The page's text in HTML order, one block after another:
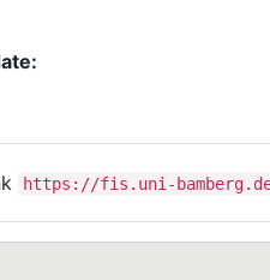
https://fis.uni-